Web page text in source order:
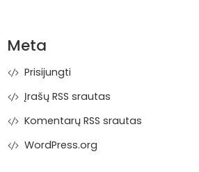
Meta
Prisijungti
Įrašų RSS srautas
Komentarų RSS srautas
WordPress.org